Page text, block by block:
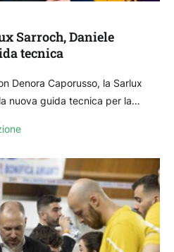
Sarroch, Daniele
tecnica
Denora Caporusso, la Sarlux
nuova guida tecnica per la